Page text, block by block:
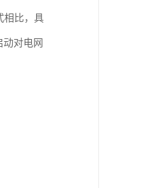
相比，具
对电网